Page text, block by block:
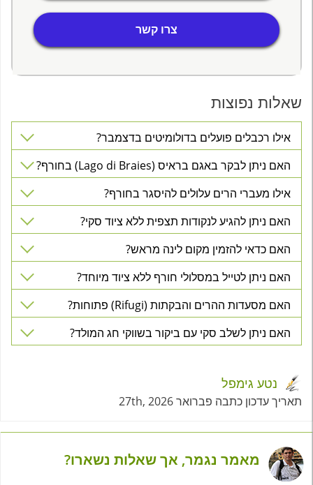
צרו קשר
שאלות נפוצות
אילו רכבלים פועלים בדולומיטים בדצמבר?
האם ניתן לבקר באגם בראיס (Lago di Braies) בחורף?
אילו מעברי הרים עלולים להיסגר בחורף?
האם ניתן להגיע לנקודות תצפית ללא ציוד סקי?
האם כדאי להזמין מקום לינה מראש?
האם ניתן לטייל במסלולי חורף ללא ציוד מיוחד?
האם מסעדות ההרים והבקתות (Rifugi) פתוחות?
האם ניתן לשלב סקי עם ביקור בשווקי חג המולד?
נטע גימפל
תאריך עדכון כתבה פברואר 27th, 2026
מאמר נגמר, אך שאלות נשארו?